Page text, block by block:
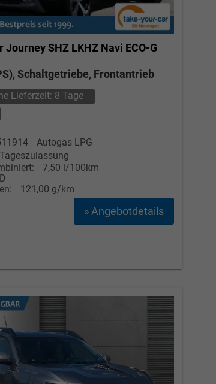
Journey SHZ LKHZ Navi ECO-G
Schaltgetriebe, Frontantrieb
Lieferzeit: 8 Tage
Autogas LPG
7,50 l/100km
D
121,00 g/km
» Angebotdetails